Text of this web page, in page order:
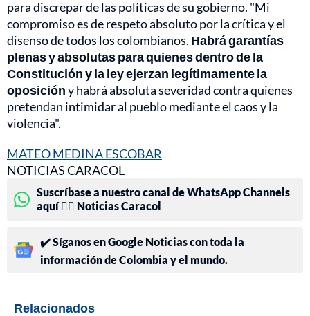
para discrepar de las políticas de su gobierno. "Mi
compromiso es de respeto absoluto por la crítica y el
disenso de todos los colombianos. Habrá garantías
plenas y absolutas para quienes dentro de la
Constitución y la ley ejerzan legítimamente la
oposicióny habrá absoluta severidad contra quienes
pretendan intimidar al pueblo mediante el caos y la
violencia".
MATEO MEDINA ESCOBAR
NOTICIAS CARACOL
Suscríbase a nuestro canal de WhatsApp Channels
aquí 👉🏻 Noticias Caracol
✔️ Síganos en Google Noticias con toda la
información de Colombia y el mundo.
Relacionados